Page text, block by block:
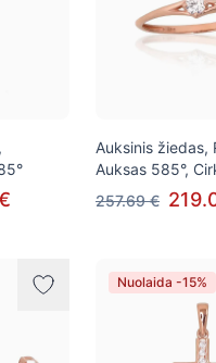
Auksinis žiedas,
Auksas 585°,
257.69 €
Nuolaida -15%